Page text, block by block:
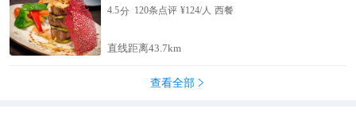
4.5分 120条点评 ¥124/人 西餐
直线距离43.7km
查看全部 